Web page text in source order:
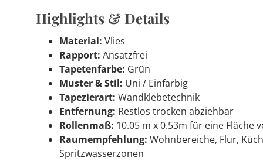
Highlights & Details
Material: Vlies
Rapport: Ansatzfrei
Tapetenfarbe: Grün
Muster & Stil: Uni / Einfarbig
Tapezierart: Wandklebetechnik
Entfernung: Restlos trocken abziehbar
Rollenmaß: 10.05 m x 0.53m für eine Fläche
Raumempfehlung: Wohnbereiche, Flur,
Spritzwasserzonen